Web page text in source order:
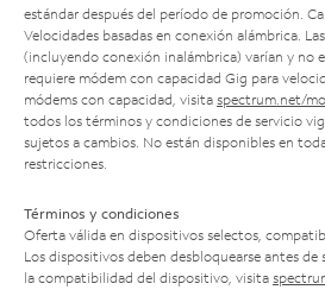
estándar después del período de promoción.
Velocidades basadas en conexión alámbrica.
(incluyendo conexión inalámbrica) varían y no
requiere módem con capacidad Gig para
módems con capacidad, visita spectrum.net/
todos los términos y condiciones de servicio
sujetos a cambios. No están disponibles en
restricciones.
Términos y condiciones
Oferta válida en dispositivos selectos,
Los dispositivos deben desbloquearse antes
la compatibilidad del dispositivo, visita